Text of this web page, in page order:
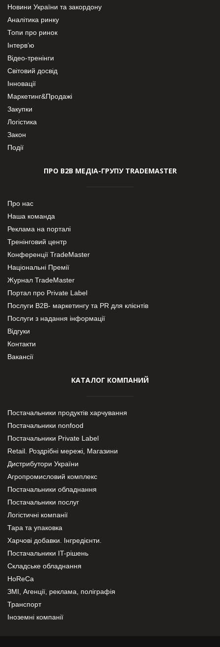
Новини України та закордону
Аналітика ринку
Топи про ринок
Інтерв’ю
Відео-тренінги
Світовий досвід
Інновації
Маркетинг&Продажі
Закупки
Логістика
Закон
Події
ПРО В2В МЕДІА-ГРУПУ TRADEMASTER
Про нас
Наша команда
Реклама на порталі
Тренінговий центр
Конференції TradeMaster
Національні Премії
Журнал TradeMaster
Портал про Private Label
Послуги В2В- маркетингу та PR для клієнтів
Послуги з надання інформації
Відгуки
Контакти
Вакансії
КАТАЛОГ КОМПАНИЙ
Постачальники продуктів харчування
Постачальники nonfood
Постачальники Private Label
Retail. Роздрібні мережі, Магазини
Дистрибутори України
Агропромисловий комплекс
Постачальники обладнання
Постачальники послуг
Логістичні компанії
Тара та упаковка
Харчові добавки. Інгредієнти.
Постачальники IT-рішень
Складське обладнання
HoReCa
ЗМІ, Агенції, реклама, поліграфія
Транспорт
Іноземні компанії